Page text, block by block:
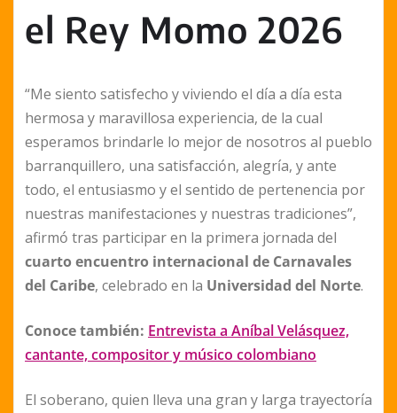
el Rey Momo 2026
“Me siento satisfecho y viviendo el día a día esta
hermosa y maravillosa experiencia, de la cual
esperamos brindarle lo mejor de nosotros al pueblo
barranquillero, una satisfacción, alegría, y ante
todo, el entusiasmo y el sentido de pertenencia por
nuestras manifestaciones y nuestras tradiciones”,
afirmó tras participar en la primera jornada del
cuarto encuentro internacional de Carnavales
del Caribe, celebrado en la Universidad del Norte.
Conoce también: Entrevista a Aníbal Velásquez,
cantante, compositor y músico colombiano
El soberano, quien lleva una gran y larga trayectoría